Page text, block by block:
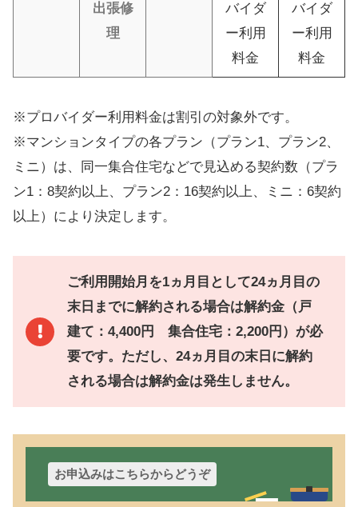
出張修
理
バイダ
ー利用
料金
バイダ
ー利用
料金
※プロバイダー利用料金は割引の対象外です。
※マンションタイプの各プラン（プラン1、プラン2、
ミニ）は、同一集合住宅などで見込める契約数（プラ
ン1：8契約以上、プラン2：16契約以上、ミニ：6契約
以上）により決定します。
ご利用開始月を1ヵ月目として24ヵ月目の
末日までに解約される場合は解約金（戸
建て：4,400円 集合住宅：2,200円）が必
要です。ただし、24ヵ月目の末日に解約
される場合は解約金は発生しません。
お申込みはこちらからどうぞ